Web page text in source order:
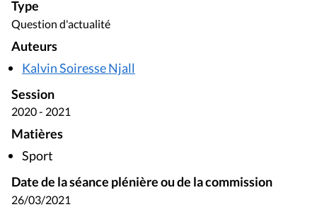
Type
Question d'actualité
Auteurs
Kalvin Soiresse Njall
Session
2020 - 2021
Matières
Sport
Date de la séance plénière ou de la commission
26/03/2021